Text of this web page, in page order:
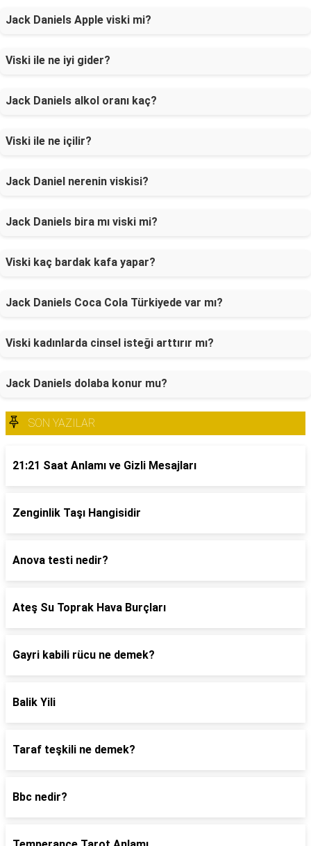
Jack Daniels Apple viski mi?
Viski ile ne iyi gider?
Jack Daniels alkol oranı kaç?
Viski ile ne içilir?
Jack Daniel nerenin viskisi?
Jack Daniels bira mı viski mi?
Viski kaç bardak kafa yapar?
Jack Daniels Coca Cola Türkiyede var mı?
Viski kadınlarda cinsel isteği arttırır mı?
Jack Daniels dolaba konur mu?
SON YAZILAR
21:21 Saat Anlamı ve Gizli Mesajları
Zenginlik Taşı Hangisidir
Anova testi nedir?
Ateş Su Toprak Hava Burçları
Gayri kabili rücu ne demek?
Balik Yili
Taraf teşkili ne demek?
Bbc nedir?